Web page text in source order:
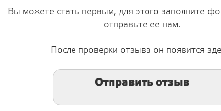
Вы можете стать первым, для этого заполните
отправьте ее нам.
После проверки отзыва он появится
Отправить отзыв